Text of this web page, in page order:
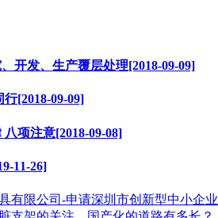
开发、生产覆层处理[2018-09-09]
[2018-09-09]
项注意[2018-09-08]
11-26]
有限公司-申请深圳市创新型中小企业